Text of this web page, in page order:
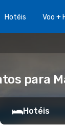
Hotéis Voo +
para
Hotéis